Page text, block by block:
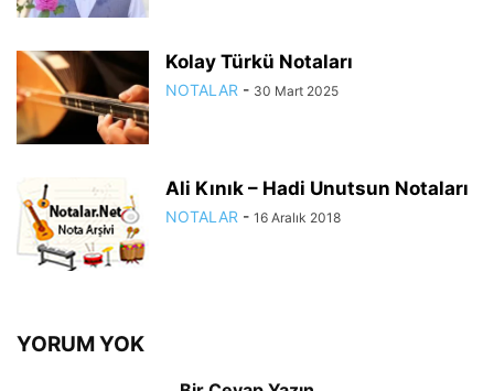
Kolay Türkü Notaları
NOTALAR - 30 Mart 2025
Ali Kınık – Hadi Unutsun Notaları
NOTALAR - 16 Aralık 2018
YORUM YOK